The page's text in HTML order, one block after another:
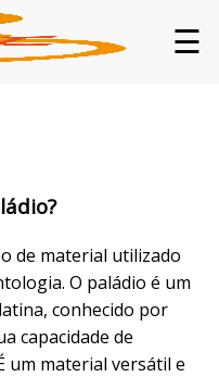
☰
de material utilizado
O paládio é um
conhecido por
capacidade de
um material versátil e